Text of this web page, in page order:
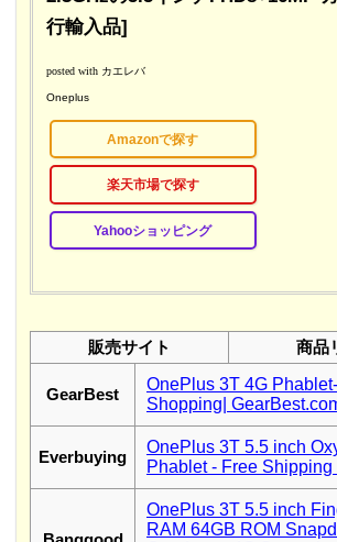
行輸入品]
posted with カエレバ
Oneplus
Amazonで探す
楽天市場で探す
Yahooショッピング
販売サイト 商品
GearBest
OnePlus 3T 4G
Shopping|
Everbuying
OnePlus 3T 5.5 inch
Phablet - Free
OnePlus 3T 5.5 inch
RAM 64GB ROM